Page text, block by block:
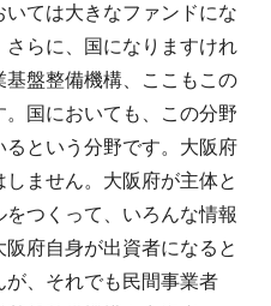
ては大きなファンドにな
さらに、国になりますけれ
盤整備機構、ここもこの
国においても、この分野
という分野です。大阪府
ません。大阪府が主体と
つくって、いろんな情報
府自身が出資者になると
、それでも民間事業者